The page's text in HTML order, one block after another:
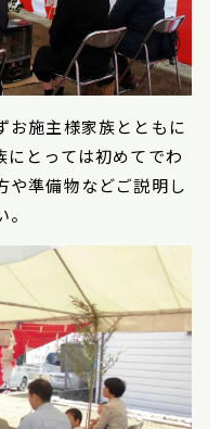
お施主様家族とともに
にとっては初めてでわ
や準備物などご説明し